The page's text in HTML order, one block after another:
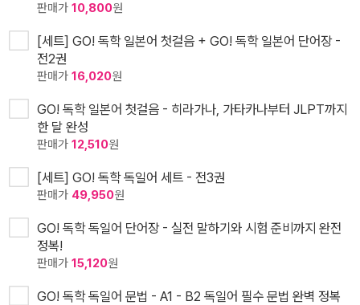
판매가 10,800원
[세트] GO! 독학 일본어 첫걸음 + GO! 독학 일본어 단어장 -
전2권
판매가 16,020원
GO! 독학 일본어 첫걸음 - 히라가나, 가타카나부터 JLPT까지
한 달 완성
판매가 12,510원
[세트] GO! 독학 독일어 세트 - 전3권
판매가 49,950원
GO! 독학 독일어 단어장 - 실전 말하기와 시험 준비까지 완전
정복!
판매가 15,120원
GO! 독학 독일어 문법 - A1 - B2 독일어 필수 문법 완벽 정복